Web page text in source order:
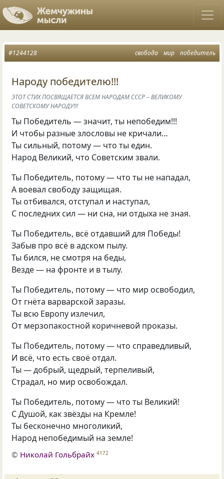
свобода мир победитель
#1244128
Народу победителю!!!
ЭТОТ СТИХ ПОСВЯЩАЕТСЯ ВСЕМ НАРОДАМ СССР – ВЕЛИКОМУ
СОВЕТСКОМУ НАРОДУ!!!
Ты Победитель — значит, ты непобедим!!!
И чтобы разные злословы не кричали…
Ты сильный, потому — что ты един.
Народ Великий, что Советским звали.
Ты Победитель, потому — что ты не нападал,
А воевал свободу защищая.
Ты отбивался, отступал и наступал,
С последних сил — ни сна, ни отдыха не зная.
Ты Победитель, всё отдавший для Победы!
Забыв про всё в адском пылу.
Ты бился, не смотря на беды,
Везде — на фронте и в тылу.
Ты Победитель, потому — что мир освободил,
От гнёта варварской заразы.
Ты всю Европу излечил,
От мерзопакостной коричневой проказы.
Ты Победитель, потому — что справедливый,
И всё, что есть своё отдал.
Ты — добрый, щедрый, терпеливый,
Страдал, но мир освобождал.
Ты Победитель, потому — что ты Великий!
С Душой, как звёзды на Кремле!
Ты бесконечно многоликий,
Народ непобедимый на земле!
© Николай Гольбрайх 4172